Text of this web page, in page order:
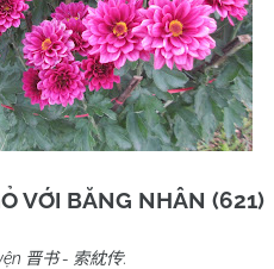
VỚI BĂNG NHÂN (621)
晋书- 索紞传: